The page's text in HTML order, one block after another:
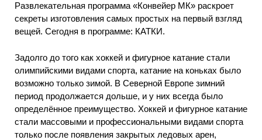
Развлекательная программа «Конвейер МК» раскроет
секреты изготовления самых простых на первый взгляд
вещей. Сегодня в программе: КАТКИ.
Задолго до того как хоккей и фигурное катание стали
олимпийскими видами спорта, катание на коньках было
возможно только зимой. В Северной Европе зимний
период продолжается дольше, и у них всегда было
определённое преимущество. Хоккей и фигурное катание
стали массовыми и профессиональными видами спорта
только после появления закрытых ледовых арен,